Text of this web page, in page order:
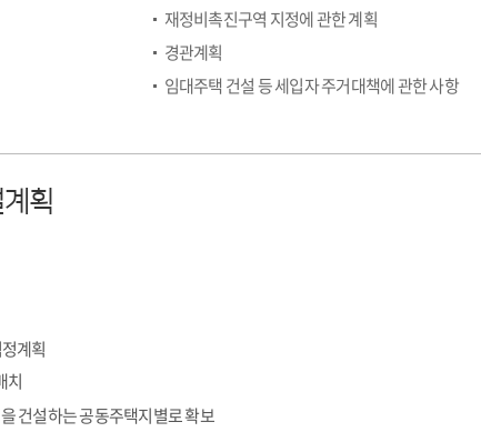
재정비촉진구역 지정에 관한 계획
경관계획
임대주택 건설 등 세입자 주거대책에 관한 사항
획
계획
치
건설하는 공동주택지별로 확보